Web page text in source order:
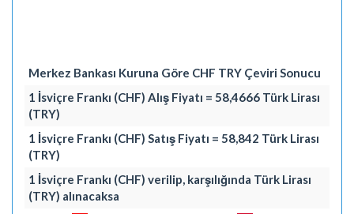
Merkez Bankası Kuruna Göre CHF TRY Çeviri Sonucu
1 İsviçre Frankı (CHF) Alış Fiyatı = 58,4666 Türk Lirası
(TRY)
1 İsviçre Frankı (CHF) Satış Fiyatı = 58,842 Türk Lirası
(TRY)
1 İsviçre Frankı (CHF) verilip, karşılığında Türk Lirası
(TRY) alınacaksa